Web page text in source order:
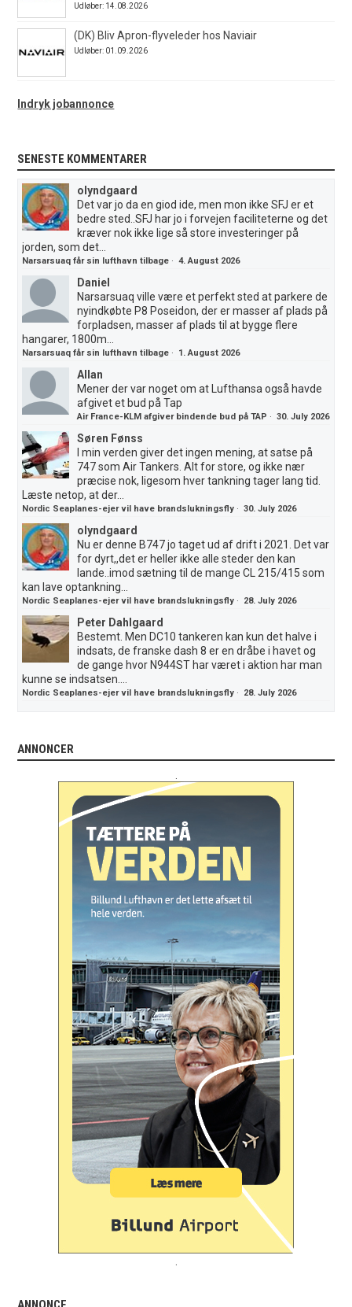
Udløber: 14.08.2026
(DK) Bliv Apron-flyveleder hos Naviair
Udløber: 01.09.2026
Indryk jobannonce
SENESTE KOMMENTARER
olyndgaard
Det var jo da en giod ide, men mon ikke SFJ er et
bedre sted..SFJ har jo i forvejen faciliteterne og det
kræver nok ikke lige så store investeringer på
jorden, som det...
Narsarsuaq får sin lufthavn tilbage ·4. August 2026
Daniel
Narsarsuaq ville være et perfekt sted at parkere de
nyindkøbte P8 Poseidon, der er masser af plads på
forpladsen, masser af plads til at bygge flere
hangarer, 1800m...
Narsarsuaq får sin lufthavn tilbage · 1. August 2026
Allan
Mener der var noget om at Lufthansa også havde
afgivet et bud på Tap
Air France-KLM afgiver bindende bud på TAP ·30. July 2026
Søren Fønss
I min verden giver det ingen mening, at satse på
747 som Air Tankers. Alt for store, og ikke nær
præcise nok, ligesom hver tankning tager lang tid.
Læste netop, at der...
Nordic Seaplanes-ejer vil have brandslukningsfly ·30. July 2026
olyndgaard
Nu er denne B747 jo taget ud af drift i 2021. Det var
for dyrt,,det er heller ikke alle steder den kan
lande..imod sætning til de mange CL 215/415 som
kan lave optankning...
Nordic Seaplanes-ejer vil have brandslukningsfly · 28. July 2026
Peter Dahlgaard
Bestemt. Men DC10 tankeren kan kun det halve i
indsats, de franske dash 8 er en dråbe i havet og
de gange hvor N944ST har været i aktion har man
kunne se indsatsen....
Nordic Seaplanes-ejer vil have brandslukningsfly · 28. July 2026
ANNONCER